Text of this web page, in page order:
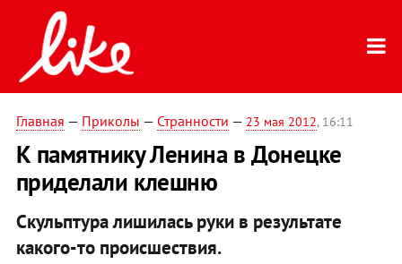
Главная — Приколы — Странности — 23 мая 2012, 16:11
К памятнику Ленина в Донецке
приделали клешню
Скульптура лишилась руки в результате
какого-то происшествия.